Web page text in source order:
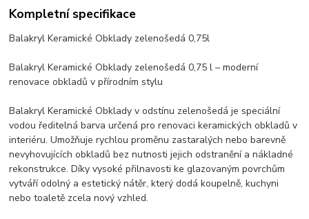
Kompletní specifikace
Balakryl Keramické Obklady zelenošedá 0,75l
Balakryl Keramické Obklady zelenošedá 0,75 l – moderní
renovace obkladů v přírodním stylu
Balakryl Keramické Obklady v odstínu zelenošedá je speciální
vodou ředitelná barva určená pro renovaci keramických obkladů v
interiéru. Umožňuje rychlou proměnu zastaralých nebo barevně
nevyhovujících obkladů bez nutnosti jejich odstranění a nákladné
rekonstrukce. Díky vysoké přilnavosti ke glazovaným povrchům
vytváří odolný a estetický nátěr, který dodá koupelně, kuchyni
nebo toaletě zcela nový vzhled.